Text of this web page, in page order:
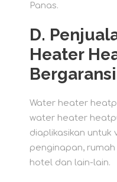
Panas.
D.
Heater
Bergaransi
Water heater
water heater
diaplikasikan untuk
penginapan,
hotel dan lain-lain.